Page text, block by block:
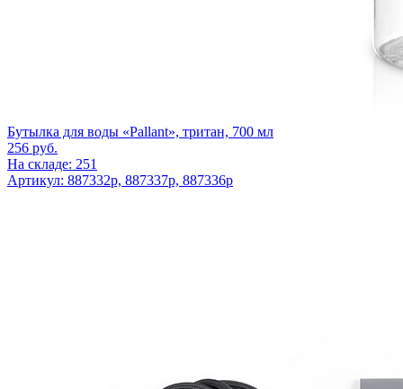
Бутылка для воды «Pallant», тритан, 700 мл
256 руб.
На складе: 251
Артикул: 887332p, 887337p, 887336p